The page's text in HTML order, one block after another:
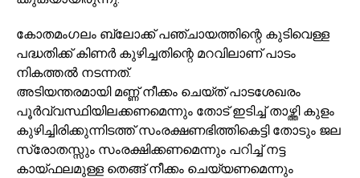
കോതമംഗലം ബ്ലോക്ക് പഞ്ചായത്തിന്റെ കുടിവെള്ള
പദ്ധതിക്ക് കിണർ കുഴിച്ചതിന്റെ മറവിലാണ് പാടം
നികത്തൽ നടന്നത്.
അടിയന്തരമായി മണ്ണ് നീക്കം ചെയ്ത് പാടശേഖരം
പൂർവ്വസ്ഥിയിലക്കണമെന്നും തോട് ഇടിച്ച് താഴ്ത്തി കുളം
കുഴിച്ചിരിക്കുന്നിടത്ത് സംരക്ഷണഭിത്തികെട്ടി തോടും ജല
സ്രോതസ്സും സംരക്ഷിക്കണമെന്നും പറിച്ച് നട്ട
കായ്ഫലമുള്ള തെങ്ങ് നീക്കം ചെയ്യണമെന്നും